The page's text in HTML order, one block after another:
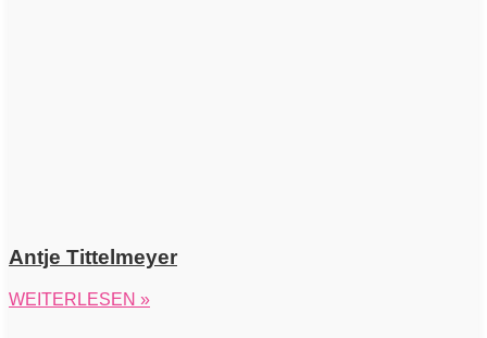
Antje Tittelmeyer
WEITERLESEN »